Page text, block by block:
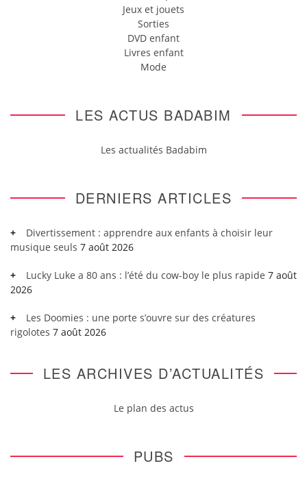
Jeux et jouets
Sorties
DVD enfant
Livres enfant
Mode
LES ACTUS BADABIM
Les actualités Badabim
DERNIERS ARTICLES
Divertissement : apprendre aux enfants à choisir leur
musique seuls 7 août 2026
Lucky Luke a 80 ans : l’été du cow-boy le plus rapide 7 août
2026
Les Doomies : une porte s’ouvre sur des créatures
rigolotes 7 août 2026
LES ARCHIVES D’ACTUALITÉS
Le plan des actus
PUBS